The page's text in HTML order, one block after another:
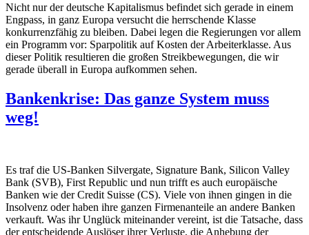
Nicht nur der deutsche Kapitalismus befindet sich gerade in einem
Engpass, in ganz Europa versucht die herrschende Klasse
konkurrenzfähig zu bleiben. Dabei legen die Regierungen vor allem
ein Programm vor: Sparpolitik auf Kosten der Arbeiterklasse. Aus
dieser Politik resultieren die großen Streikbewegungen, die wir
gerade überall in Europa aufkommen sehen.
Bankenkrise: Das ganze System muss
weg!
Es traf die US-Banken Silvergate, Signature Bank, Silicon Valley
Bank (SVB), First Republic und nun trifft es auch europäische
Banken wie der Credit Suisse (CS). Viele von ihnen gingen in die
Insolvenz oder haben ihre ganzen Firmenanteile an andere Banken
verkauft. Was ihr Unglück miteinander vereint, ist die Tatsache, dass
der entscheidende Auslöser ihrer Verluste, die Anhebung der